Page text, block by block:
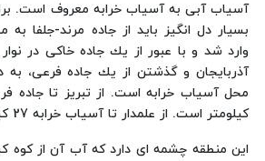
آسیاب آبی به آسیاب خرابه معروف است.
بسیار دل انگیز باید از جاده مرند-جلفا به
وارد شد و با عبور از یك جاده خاكی در
آذربایجان و گذشتن از یك جاده فرعی، به
كیلومتر است. از علمدار تا آسیاب خرابه 27 كیلومتر راه خاكی است.
این منطقه چشمه ای دارد كه آب آن از كوه